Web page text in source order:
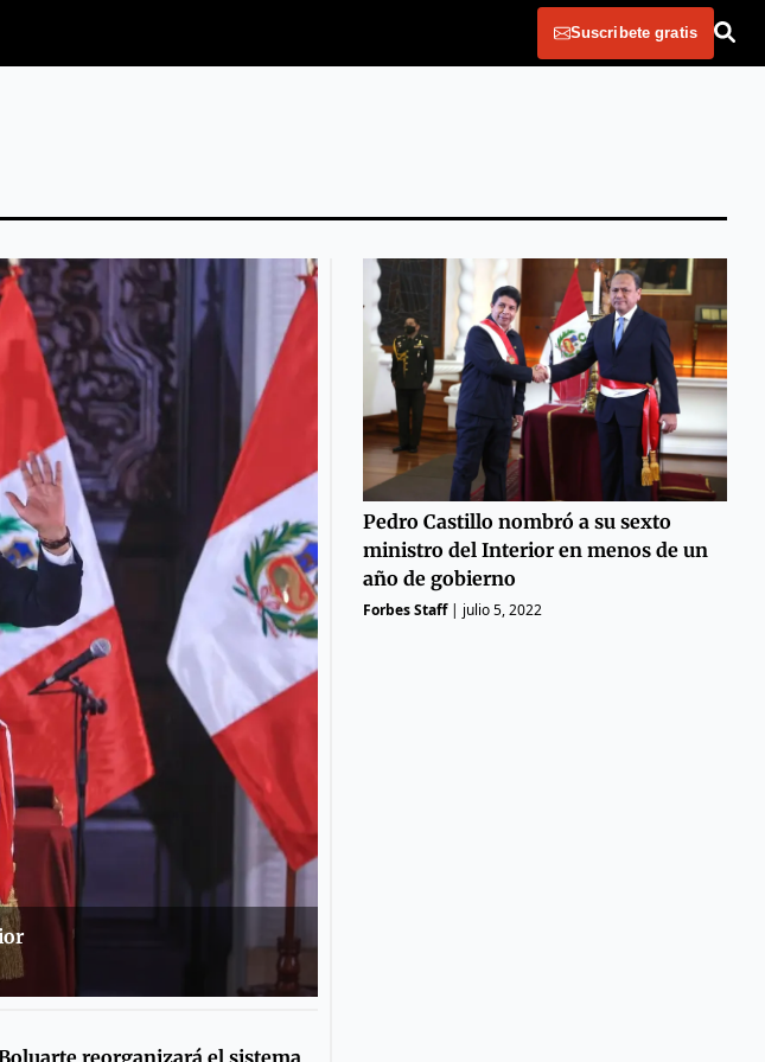
Suscribete gratis
reorganizará el sistema
Pedro Castillo nombró a su sexto
ministro del Interior en menos de un
año de gobierno
Forbes Staff| julio 5, 2022